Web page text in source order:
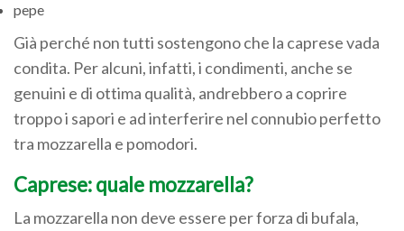
pepe
Già perché non tutti sostengono che la caprese vada
condita. Per alcuni, infatti, i condimenti, anche se
genuini e di ottima qualità, andrebbero a coprire
troppo i sapori e ad interferire nel connubio perfetto
tra mozzarella e pomodori.
Caprese: quale mozzarella?
La mozzarella non deve essere per forza di bufala,